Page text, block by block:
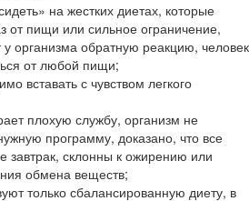
на жестких диетах, которые
от пищи или сильное ограничение,
у организма обратную реакцию, человек
от любой пищи;
вставать с чувством легкого
плохую службу, организм не
программу, доказано, что все
склонны к ожирению или
обмена веществ;
только сбалансированную диету, в